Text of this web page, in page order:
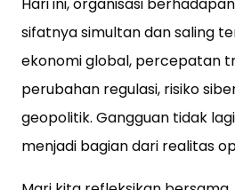
Hari ini, organisasi
sifatnya simultan dan saling
ekonomi global, percepatan
perubahan regulasi, risiko
geopolitik. Gangguan tidak
menjadi bagian dari realitas